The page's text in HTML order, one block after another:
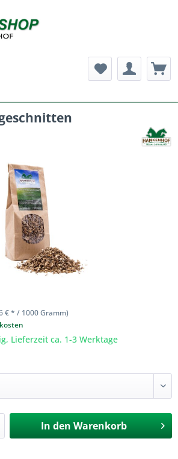
€ * / 1000 Gramm)
Lieferzeit ca. 1-3 Werktage
In den Warenkorb